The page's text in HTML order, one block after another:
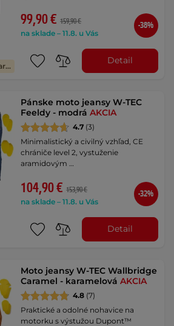
Výmena veľkosti zadarmo
99,90 € 159,90 €
na sklade – 11.8. u Vás
-38%
Detail
Pánske moto jeansy W-TEC
Feeldy - modráAKCIA
4.7 (3)
Minimalistický a civilný vzhľad, CE
chrániče level 2, vystuženie
aramidovým …
104,90 € 153,90 €
na sklade – 11.8. u Vás
-32%
Detail
Moto jeansy W-TEC Wallbridge
Caramel - karamelováAKCIA
4.8 (7)
Praktické a odolné nohavice na
motorku s výstužou Dupont™